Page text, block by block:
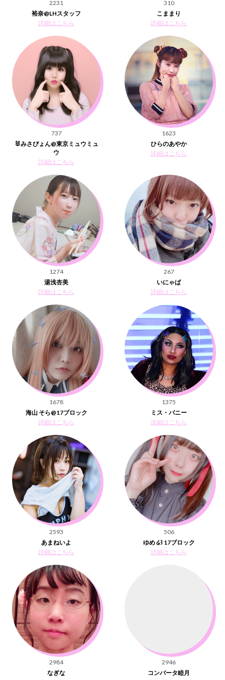
2231
裕奈@LHスタッフ
詳細はこちら
310
こままり
詳細はこちら
737
🐰みさぴょん@東京ミュウミュ
ウ
詳細はこちら
1623
ひらのあやか
詳細はこちら
1274
湯浅杏美
詳細はこちら
267
いにゃば
詳細はこちら
1678
海山 そら@17ブロック
詳細はこちら
1375
ミス・バニー
詳細はこちら
2593
あまねいよ
詳細はこちら
506
ゆめ ໒꒱ 17ブロック
詳細はこちら
2984
なぎな
2946
コンバータ睦月